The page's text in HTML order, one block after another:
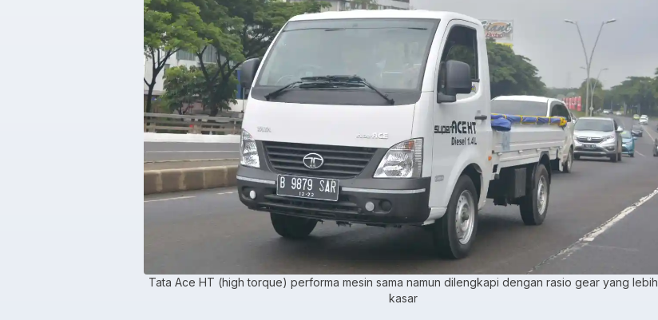
Tata Ace HT (high torque) performa mesin sama namun dilengkapi dengan rasio gear yang lebih
kasar